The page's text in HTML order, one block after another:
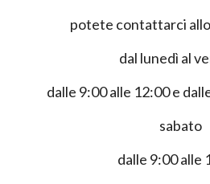
potete contattarci allo
dal lunedì al
dalle 9:00 alle 12:00 e
sabato
dalle 9:00 alle